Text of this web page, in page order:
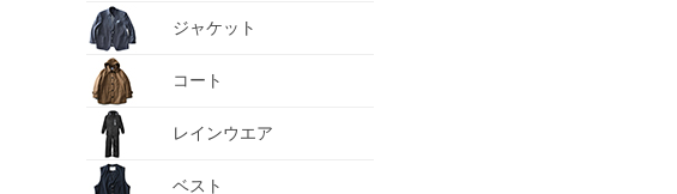
ジャケット
コート
レインウエア
ベスト